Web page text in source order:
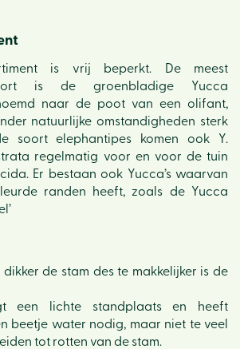
is vrij beperkt. De meest
is de groenbladige Yucca
naar de poot van een olifant,
natuurlijke omstandigheden sterk
soort elephantipes komen ook Y.
regelmatig voor en voor de tuin
Er bestaan ook Yucca’s waarvan
randen heeft, zoals de Yucca
de stam des te makkelijker is de
een lichte standplaats en heeft
beetje water nodig, maar niet te veel
tot rotten van de stam.